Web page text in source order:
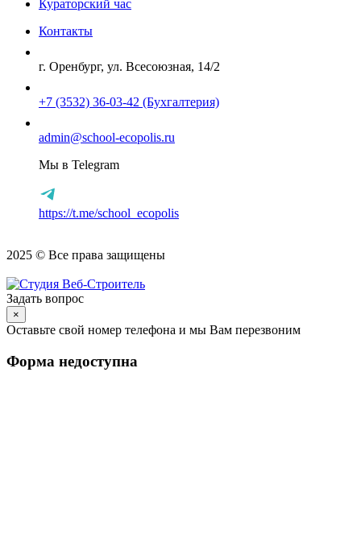
Кураторский час
Контакты
г. Оренбург, ул. Всесоюзная, 14/2
+7 (3532) 36-03-42 (Бухгалтерия)
admin@school-ecopolis.ru
Мы в Telegram
https://t.me/school_ecopolis
2025 © Все права защищены
Задать вопрос
×
Оставьте свой номер телефона и мы Вам перезвоним
Форма недоступна